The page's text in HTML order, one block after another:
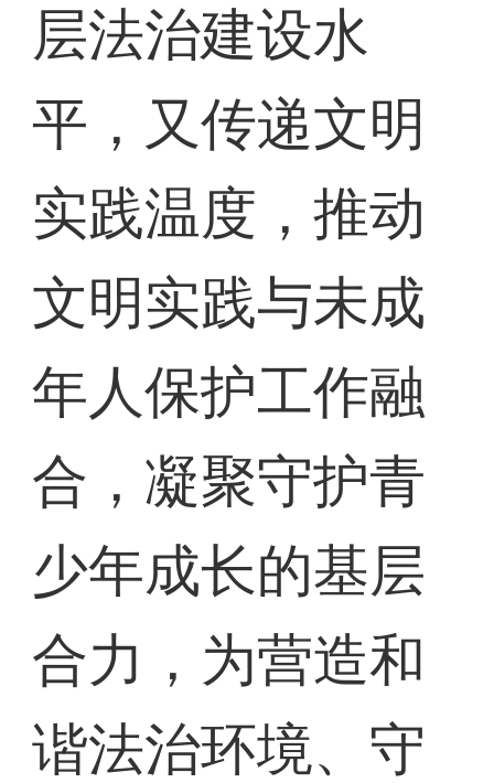
层法治建设水
平，又传递文明
实践温度，推动
文明实践与未成
年人保护工作融
合，凝聚守护青
少年成长的基层
合力，为营造和
谐法治环境、守